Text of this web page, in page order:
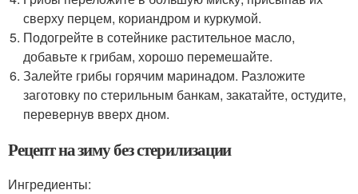
сверху перцем, кориандром и куркумой.
Подогрейте в сотейнике растительное масло,
добавьте к грибам, хорошо перемешайте.
Залейте грибы горячим маринадом. Разложите
заготовку по стерильным банкам, закатайте, остудите,
перевернув вверх дном.
Рецепт на зиму без стерилизации
Ингредиенты: